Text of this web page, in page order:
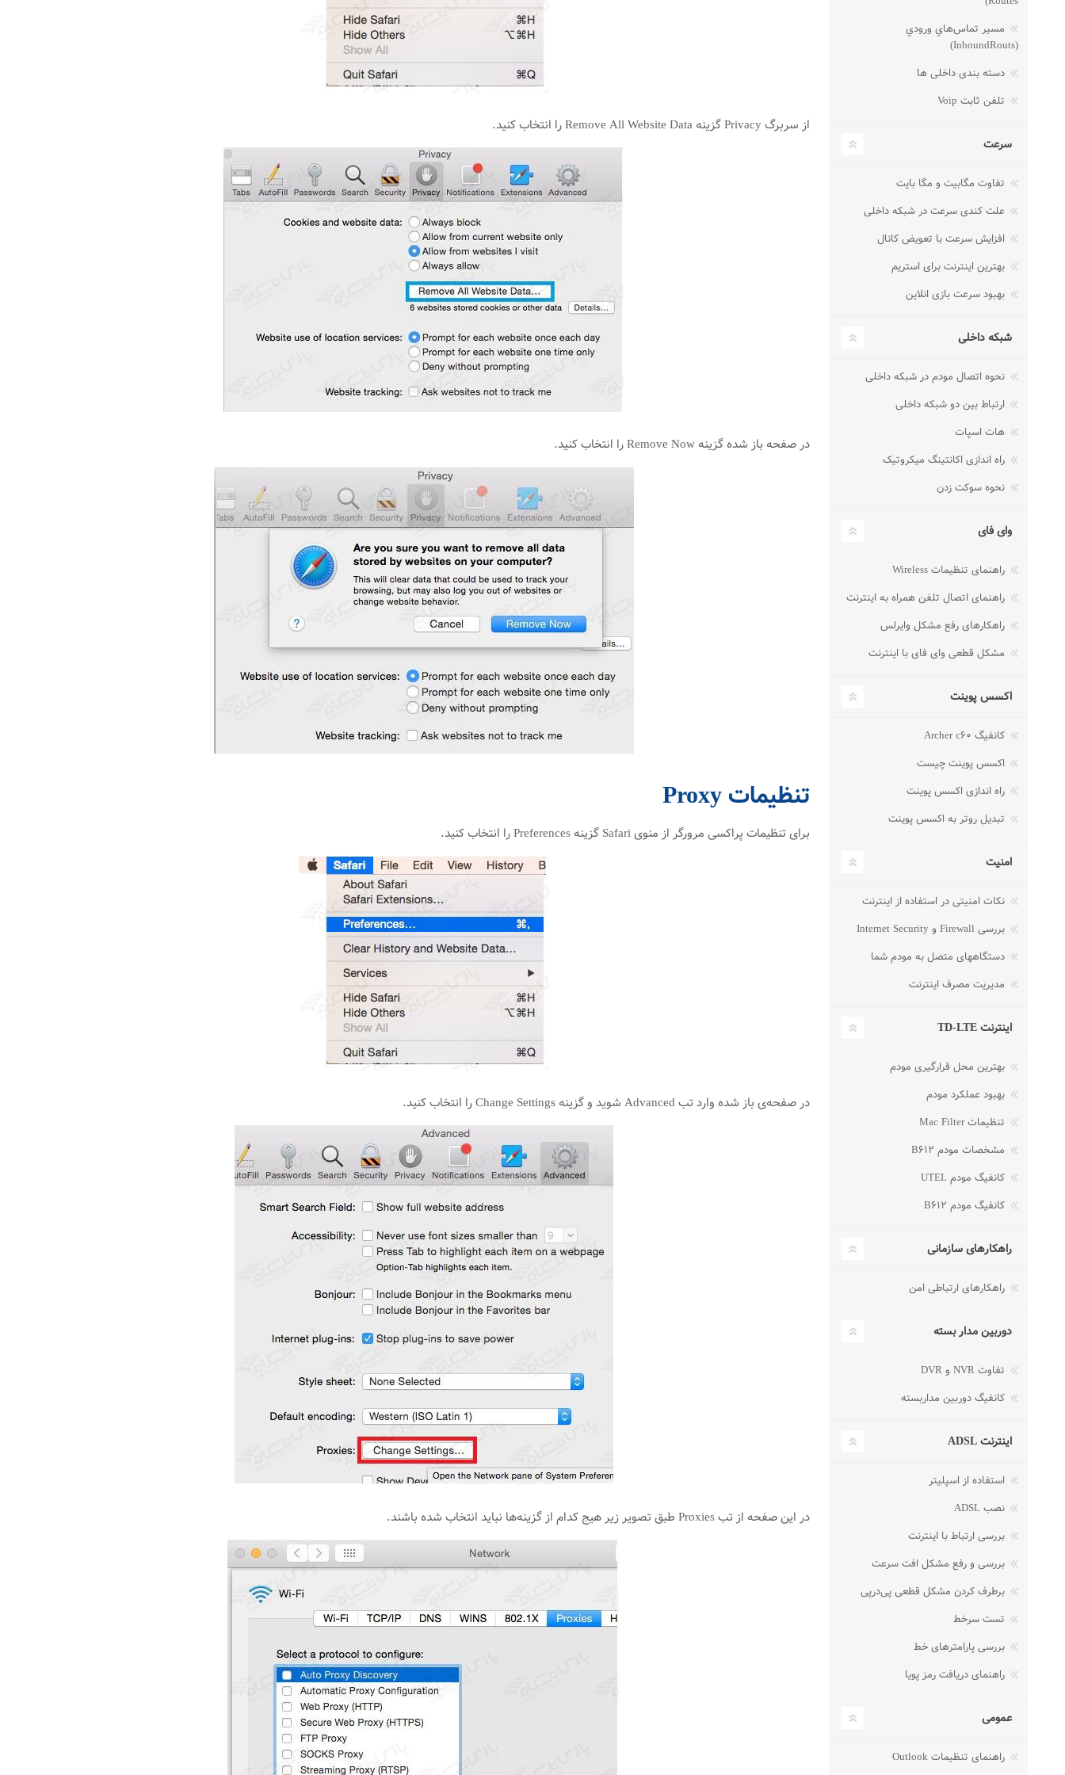
از سربرگ Privacy گزینه Remove All Website Data را انتخاب کنید.
در صفحه باز شده گزینه Remove Now را انتخاب کنید.
تنظیمات Proxy
برای تنظیمات پراکسی مرورگر از منوی Safari گزینه Preferences را انتخاب کنید.
در صفحه‌ی باز شده وارد تب Advanced شوید و گزینه Change Settings را انتخاب کنید.
در این صفحه از تب Proxies طبق تصویر زیر هیج کدام از گزینه‌ها نباید انتخاب شده باشند.
مسير تماس‌هاي ورودي
(InboundRouts)
دسته بندی داخلی ها
تلفن ثابت Voip
سرعت
تفاوت مگابیت و مگا بایت
علت کندی سرعت در شبکه داخلی
افزایش سرعت با تعویض کانال
بهترین اینترنت برای استریم
بهبود سرعت بازی انلاین
شبکه داخلی
نحوه اتصال مودم در شبکه داخلی
ارتباط بین دو شبکه داخلی
هات اسپات
راه اندازی اکانتینگ میکروتیک
نحوه سوکت زدن
وای فای
راهنمای تنظیمات Wireless
راهنمای اتصال تلفن همراه به اینترنت
راهکارهای رفع مشکل وایرلس
مشکل قطعی وای فای با اینترنت
اکسس پوینت
کانفیگ Archer c۶۰
اکسس پوینت چیست
راه اندازی اکسس پوینت
تبدیل روتر به اکسس پوینت
امنیت
نکات امنیتی در استفاده از اینترنت
بررسی Firewall و Internet Security
دستگاههای متصل به مودم شما
مدیریت مصرف اینترنت
اینترنت TD-LTE
بهترین محل قرارگیری مودم
بهبود عملکرد مودم
تنظیمات Mac Filter
مشخصات مودم B۶۱۲
کانفیگ مودم UTEL
کانفیگ مودم B۶۱۲
راهکارهای سازمانی
راهکارهای ارتباطی امن
دوربین مدار بسته
تفاوت NVR و DVR
کانفیگ دوربین مداربسته
اینترنت ADSL
استفاده از اسپلیتر
نصب ADSL
بررسی ارتباط با اینترنت
بررسی و رفع مشکل افت سرعت
برطرف کردن مشکل قطعی پی‌در‌پی
تست سرخط
بررسی پارامترهای خط
راهنمای دریافت رمز پویا
عمومی
راهنمای تنظیمات Outlook